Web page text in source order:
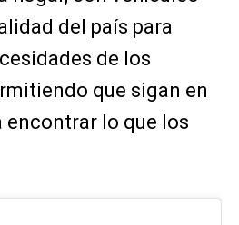
del país para
de los
que sigan en
encontrar lo que los